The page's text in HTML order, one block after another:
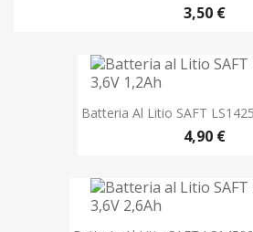
3,50 €
Batteria Al Litio SAFT
4,90 €